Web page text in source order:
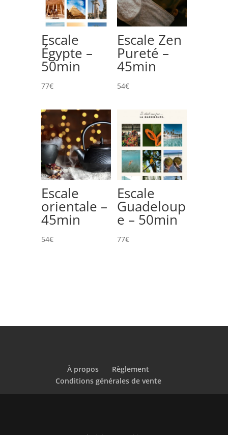
Escale
Égypte –
50min
77€
Escale Zen
Pureté –
45min
54€
Escale
orientale –
45min
54€
Escale
Guadeloup
e – 50min
77€
À propos
Règlement
Conditions générales de vente